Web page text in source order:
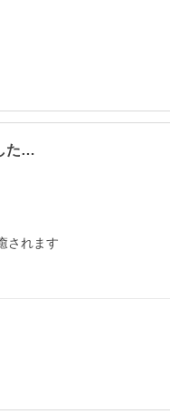
た…
されます